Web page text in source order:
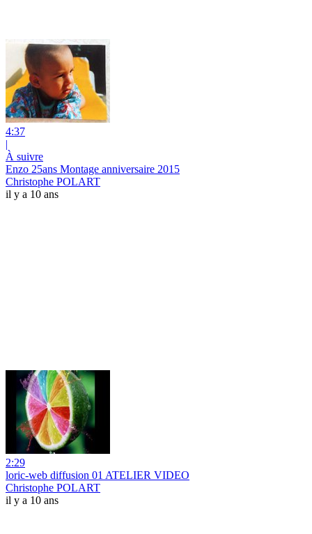
4:37
|
À suivre
Enzo 25ans Montage anniversaire 2015
Christophe POLART
il y a 10 ans
2:29
loric-web diffusion 01 ATELIER VIDEO
Christophe POLART
il y a 10 ans